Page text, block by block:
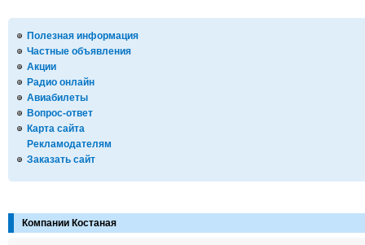
Полезная информация
Частные объявления
Акции
Радио онлайн
Авиабилеты
Вопрос-ответ
Карта сайта
Рекламодателям
Заказать сайт
Компании Костаная